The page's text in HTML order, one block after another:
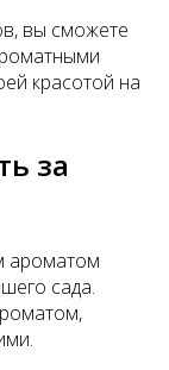
вы сможете
красотой на
за
ароматом
сада.